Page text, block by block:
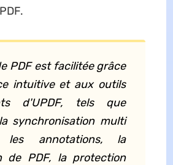
PDF est facilitée grâce
intuitive et aux outils
d'UPDF, tels que
synchronisation multi
les annotations, la
de PDF, la protection